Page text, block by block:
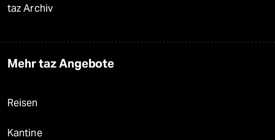
taz Archiv
Mehr taz Angebote
Reisen
Kantine